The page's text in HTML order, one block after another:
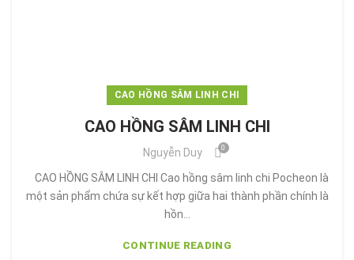
CAO HỒNG SÂM LINH CHI
CAO HỒNG SÂM LINH CHI
Nguyễn Duy 0
CAO HỒNG SÂM LINH CHI Cao hồng sâm linh chi Pocheon là
một sản phẩm chứa sự kết hợp giữa hai thành phần chính là
hồn...
CONTINUE READING